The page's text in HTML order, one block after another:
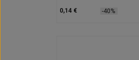
0,14 € -40%